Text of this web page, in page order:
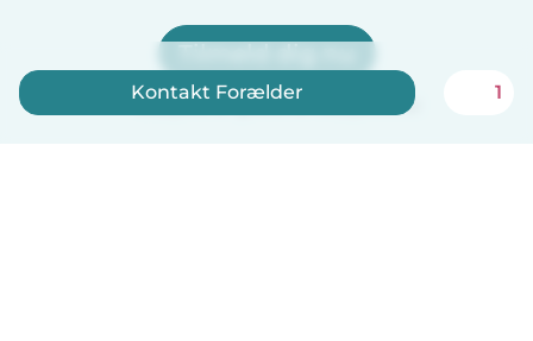
Babysits er gratis for babysittere!
Kontakt Forælder 1